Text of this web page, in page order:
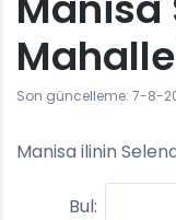
Son güncelleme: 7-8-
Manisa ilinin
Bul: